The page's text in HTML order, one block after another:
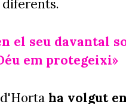
el seu davantal
em protegeixi»
ha volgut